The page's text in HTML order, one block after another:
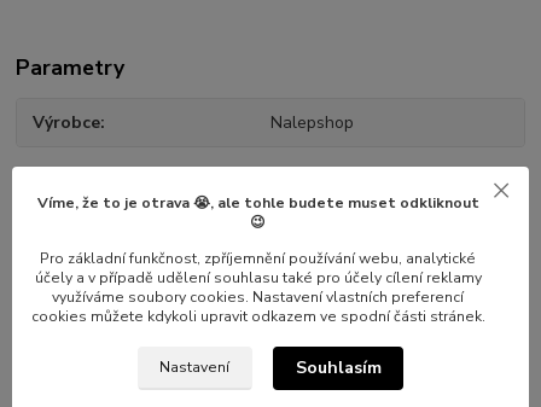
Parametry
Výrobce Nalepshop
Související zboží 7
Víme, že to je otrava 😭, ale tohle budete muset odkliknout
😉
Pro základní funkčnost, zpříjemnění používání webu, analytické
účely a v případě udělení souhlasu také pro účely cílení reklamy
využíváme soubory cookies. Nastavení vlastních preferencí
cookies můžete kdykoli upravit odkazem ve spodní části stránek.
Nastavení Souhlasím